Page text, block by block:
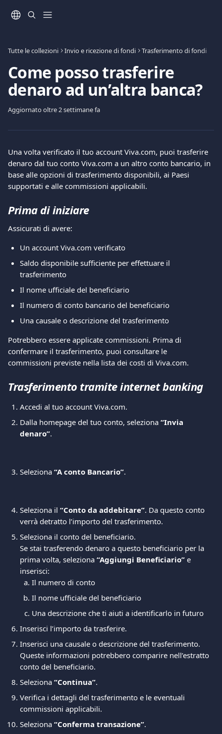
Tutte le collezioni Invio e ricezione di fondi Trasferimento di fondi
Come posso trasferire
denaro ad un’altra banca?
Aggiornato oltre 2 settimane fa
Una volta verificato il tuo account Viva.com, puoi trasferire
denaro dal tuo conto Viva.com a un altro conto bancario, in
base alle opzioni di trasferimento disponibili, ai Paesi
supportati e alle commissioni applicabili.
Prima di iniziare
Assicurati di avere:
Un account Viva.com verificato
Saldo disponibile sufficiente per effettuare il
trasferimento
Il nome ufficiale del beneficiario
Il numero di conto bancario del beneficiario
Una causale o descrizione del trasferimento
Potrebbero essere applicate commissioni. Prima di
confermare il trasferimento, puoi consultare le
commissioni previste nella lista dei costi di Viva.com.
Trasferimento tramite internet banking
Accedi al tuo account Viva.com.
Dalla homepage del tuo conto, seleziona “Invia
denaro”.
Seleziona “A conto Bancario”.
Seleziona il “Conto da addebitare”. Da questo conto
verrà detratto l’importo del trasferimento.
Seleziona il conto del beneficiario.
Se stai trasferendo denaro a questo beneficiario per la
prima volta, seleziona “Aggiungi Beneficiario” e
inserisci:
Il numero di conto
Il nome ufficiale del beneficiario
Una descrizione che ti aiuti a identificarlo in futuro
Inserisci l’importo da trasferire.
Inserisci una causale o descrizione del trasferimento.
Queste informazioni potrebbero comparire nell’estratto
conto del beneficiario.
Seleziona “Continua”.
Verifica i dettagli del trasferimento e le eventuali
commissioni applicabili.
Seleziona “Conferma transazione”.